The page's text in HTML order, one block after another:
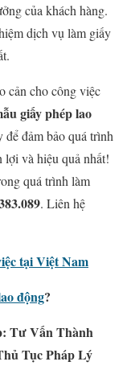
của khách hàng.
dịch vụ làm giấy
cản cho công việc
giấy phép lao
để đảm bảo quá trình
lợi và hiệu quả nhất!
quá trình làm
. Liên hệ
tại Việt Nam
động?
Tư Vấn Thành
Tục Pháp Lý